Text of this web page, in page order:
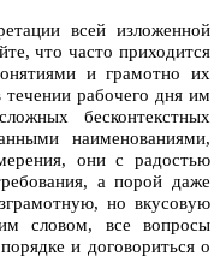
всей изложенной
что часто приходится
и грамотно их
рабочего дня им
бесконтекстных
наименованиями,
они с радостью
а порой даже
но вкусовую
словом, все вопросы
и договориться о